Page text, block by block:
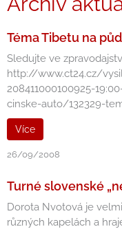
Téma Tibetu na
Sledujte ve
http://www.ct24.cz/
208411000100925-
cinske-auto/132329-
Více
26/09/2008
Turné slovenské
Dorota Nvotová je
různých kapelách a